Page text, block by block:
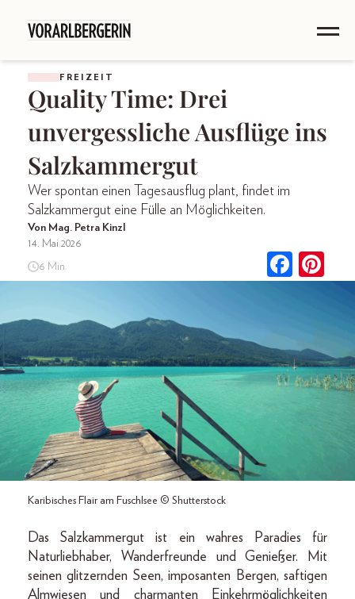
FREIZEIT
Quality Time: Drei
unvergessliche Ausflüge ins
Salzkammergut
Wer spontan einen Tagesausflug plant, findet im
Salzkammergut eine Fülle an Möglichkeiten.
Von Mag. Petra Kinzl
14. Mai 2026
6 Min.
Karibisches Flair am Fuschlsee © Shutterstock
Das Salzkammergut ist ein wahres Paradies für
Naturliebhaber, Wanderfreunde und Genießer. Mit
seinen glitzernden Seen, imposanten Bergen, saftigen
Almwiesen und charmanten Einkehrmöglichkeiten